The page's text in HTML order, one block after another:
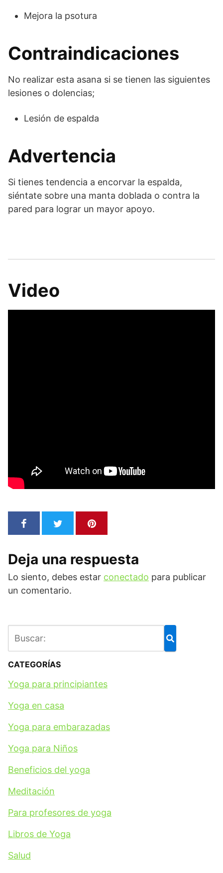
Mejora la psotura
Contraindicaciones
No realizar esta asana si se tienen las siguientes
lesiones o dolencias;
Lesión de espalda
Advertencia
Si tienes tendencia a encorvar la espalda,
siéntate sobre una manta doblada o contra la
pared para lograr un mayor apoyo.
Video
Deja una respuesta
Lo siento, debes estar conectado para publicar
un comentario.
CATEGORÍAS
Yoga para principiantes
Yoga en casa
Yoga para embarazadas
Yoga para Niños
Beneficios del yoga
Meditación
Para profesores de yoga
Libros de Yoga
Salud